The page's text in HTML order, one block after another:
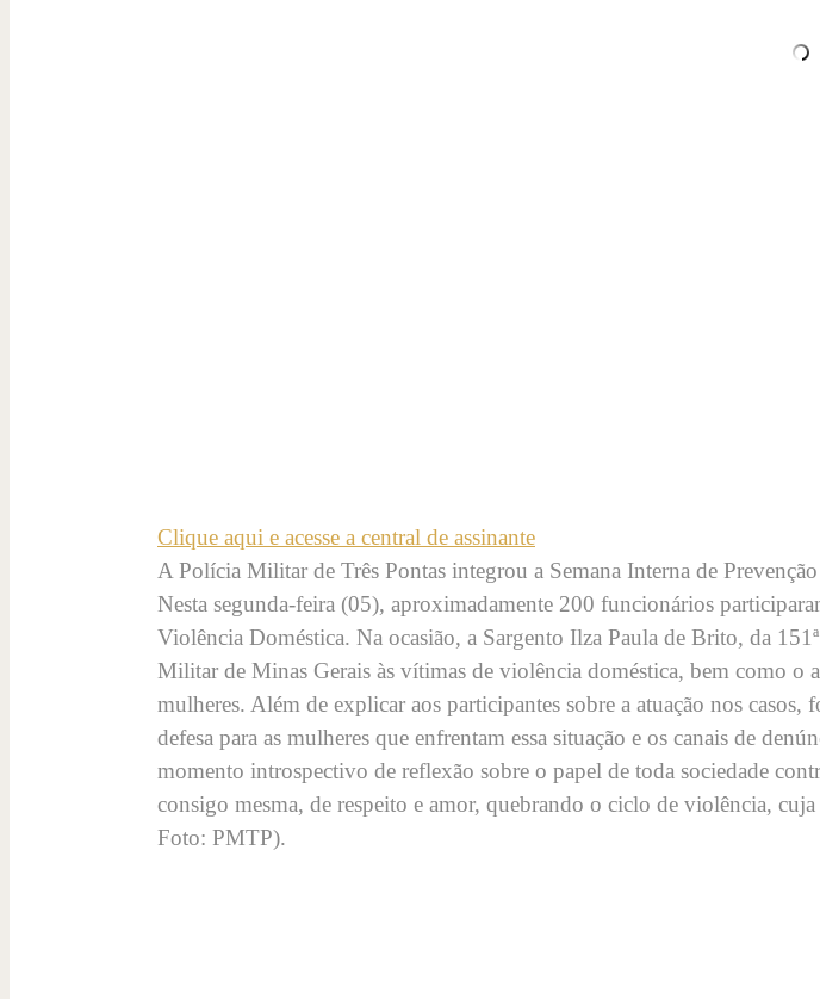
Clique aqui e acesse a central de assinante
A Polícia Militar de Três Pontas integrou a Semana Interna de
Nesta segunda-feira (05), aproximadamente 200 funcionários
Violência Doméstica. Na ocasião, a Sargento Ilza Paula de Brito, da
Militar de Minas Gerais às vítimas de violência doméstica, bem como o
mulheres. Além de explicar aos participantes sobre a atuação nos
defesa para as mulheres que enfrentam essa situação e os canais de
momento introspectivo de reflexão sobre o papel de toda sociedade
consigo mesma, de respeito e amor, quebrando o ciclo de violência,
Foto: PMTP).